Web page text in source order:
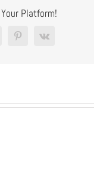
Platform!
Pinterest
Vk